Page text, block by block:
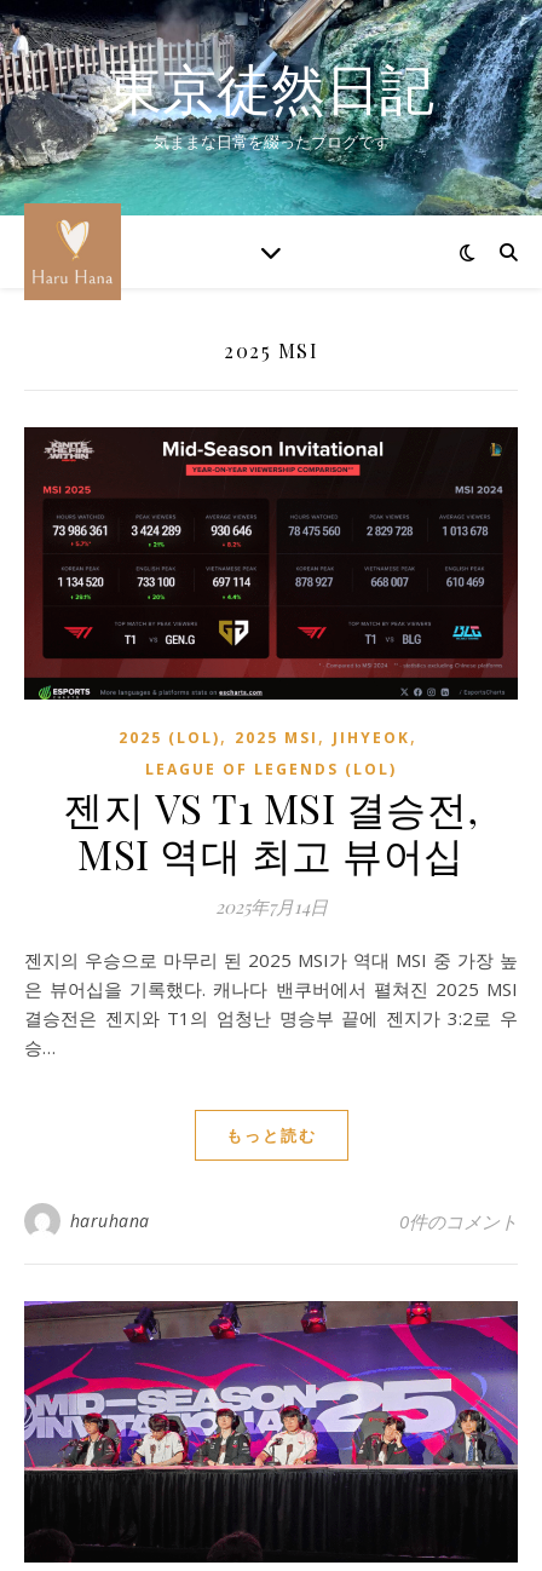
東京徒然日記
気ままな日常を綴ったブログです
2025 MSI
2025 (LOL), 2025 MSI , JIHYEOK,
LEAGUE OF LEGENDS (LOL)
젠지 VS T1 MSI 결승전,
MSI 역대 최고 뷰어십
2025年7月14日
젠지의 우승으로 마무리 된 2025 MSI가 역대 MSI 중 가장 높
은 뷰어십을 기록했다. ​캐나다 밴쿠버에서 펼쳐진 2025 MSI
결승전은 젠지와 T1의 엄청난 명승부 끝에 젠지가 3:2로 우
승…
もっと読む
haruhana 0件のコメント